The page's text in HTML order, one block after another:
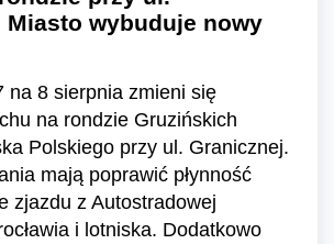
Miasto wybuduje nowy
na 8 sierpnia zmieni się
na rondzie Gruzińskich
Polskiego przy ul. Granicznej.
mają poprawić płynność
zjazdu z Autostradowej
i lotniska. Dodatkowo